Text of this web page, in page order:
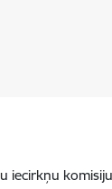
iecirkņu